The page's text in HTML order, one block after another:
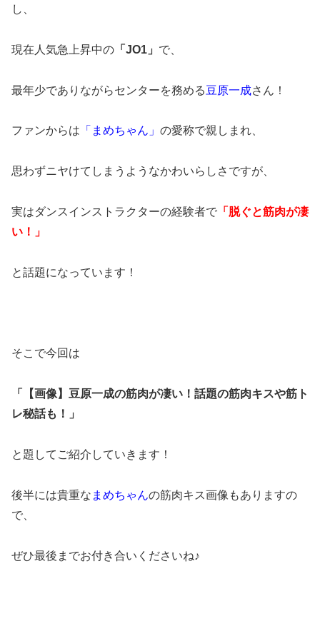
し、
現在人気急上昇中の 「JO1」 で、
最年少でありながらセンターを務める豆原一成さん！
ファンからは 「まめちゃん」 の愛称で親しまれ、
思わずニヤけてしまうようなかわいらしさですが、
実はダンスインストラクターの経験者で 「脱ぐと筋肉が凄
い！」
と話題になっています！
そこで今回は
「【画像】豆原一成の筋肉が凄い！話題の筋肉キスや筋ト
レ秘話も！」
と題してご紹介していきます！
後半には貴重な まめちゃんの筋肉キス画像もありますの
で、
ぜひ最後までお付き合いくださいね♪